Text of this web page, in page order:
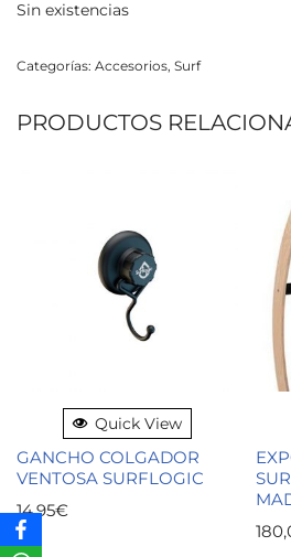
Sin existencias
Categorías: Accesorios, Surf
PRODUCTOS
Quick View
GANCHO COLGADOR
VENTOSA SURFLOGIC
14,95€